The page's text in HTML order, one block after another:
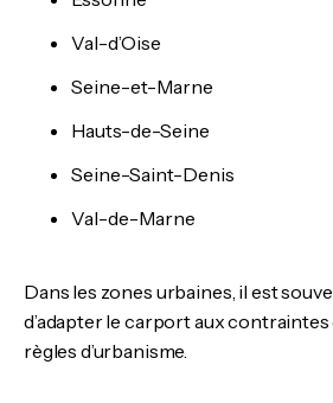
Val-d’Oise
Seine-et-Marne
Hauts-de-Seine
Seine-Saint-Denis
Val-de-Marne
Dans les zones urbaines, il est
d’adapter le carport aux contraintes
règles d’urbanisme.